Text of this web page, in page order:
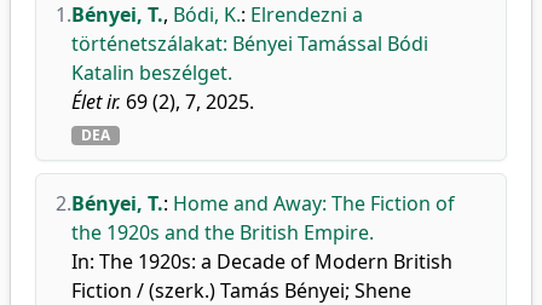
1.Bényei, T., Bódi, K.: Elrendezni a
történetszálakat: Bényei Tamással Bódi
Katalin beszélget.
Élet ir. 69 (2), 7, 2025.
DEA
2.Bényei, T.: Home and Away: The Fiction of
the 1920s and the British Empire.
In: The 1920s: a Decade of Modern British
Fiction / (szerk.) Tamás Bényei; Shene